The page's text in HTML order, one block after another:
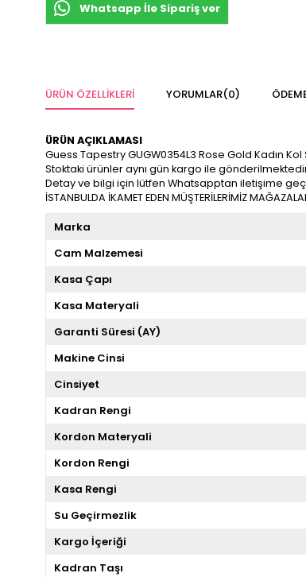
Whatsapp İle Sipariş ver
ÜRÜN ÖZELLIKLERI YORUMLAR(0)
ÜRÜN AÇIKLAMASI
Guess Tapestry GUGW0354L3 Rose Gold Kadın
Stoktaki ürünler aynı gün kargo ile
Detay ve bilgi için lütfen Whatsapptan iletişime
İSTANBULDA İKAMET EDEN MÜŞTERİLERİMİZ
Marka
Cam Malzemesi
Kasa Çapı
Kasa Materyali
Garanti Süresi (AY)
Makine Cinsi
Cinsiyet
Kadran Rengi
Kordon Materyali
Kordon Rengi
Kasa Rengi
Su Geçirmezlik
Kargo İçeriği
Kadran Taşı